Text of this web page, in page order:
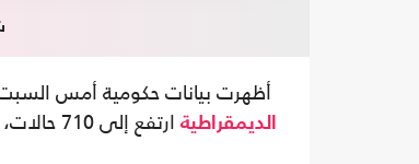
أظهرت بيانات حكومية أمس
الديمقراطية ارتفع إلى 710 حالات، من بينها 149 وفاة.